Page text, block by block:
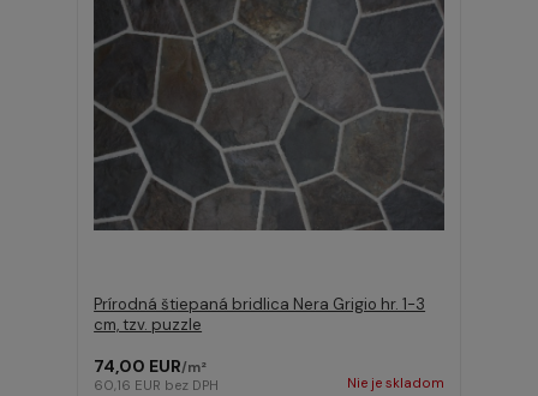
Prírodná štiepaná bridlica Nera Grigio hr. 1-3
cm, tzv. puzzle
74,00 EUR/m²
60,16 EUR bez DPH Nie je skladom